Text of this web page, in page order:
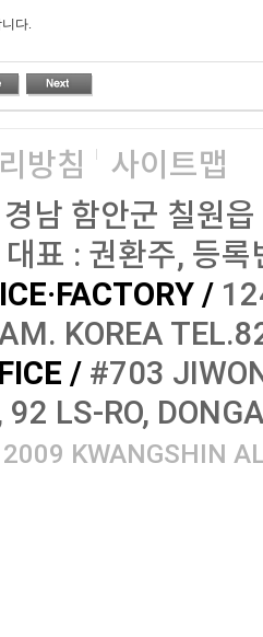
다.
방침
사이트맵
경남 함안군 칠원
표 : 권환주, 등
/
KOREA
/ #703
92 LS-RO,
KWANGSHIN